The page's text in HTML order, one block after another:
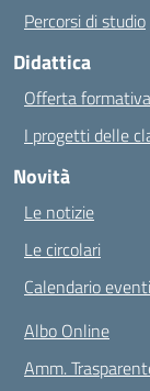
Percorsi di studio
Didattica
Offerta formativa
I progetti delle
Novità
Le notizie
Le circolari
Calendario eventi
Albo Online
Amm.